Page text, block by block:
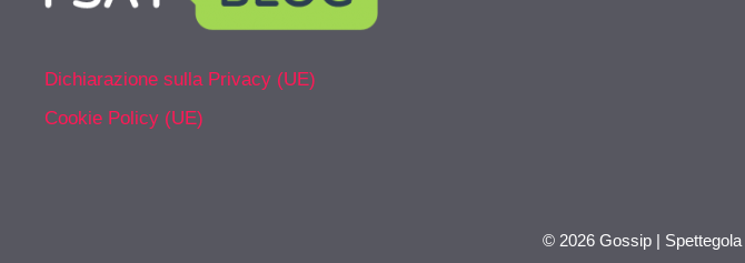
Dichiarazione sulla Privacy (UE)
Cookie Policy (UE)
© 2026 Gossip | Spettegola